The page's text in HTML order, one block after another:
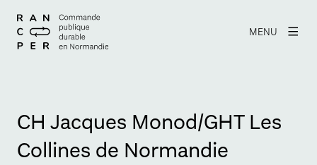
MENU
CH Jacques Monod/GHT Les
Collines de Normandie